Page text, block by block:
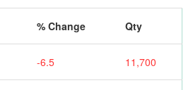
% Change Qty
-6.5 11,700